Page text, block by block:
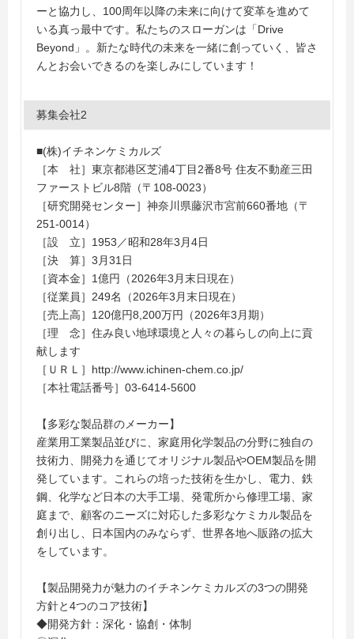
ーと協力し、100周年以降の未来に向けて変革を進めて
いる真っ最中です。私たちのスローガンは「Drive
Beyond」。新たな時代の未来を一緒に創っていく、皆さ
んとお会いできるのを楽しみにしています！
募集会社2
■(株)イチネンケミカルズ
［本 社］東京都港区芝浦4丁目2番8号 住友不動産三田
ファーストビル8階（〒108-0023）
［研究開発センター］神奈川県藤沢市宮前660番地（〒
251-0014）
［設 立］1953／昭和28年3月4日
［決 算］3月31日
［資本金］1億円（2026年3月末日現在）
［従業員］249名（2026年3月末日現在）
［売上高］120億円8,200万円（2026年3月期）
［理 念］住み良い地球環境と人々の暮らしの向上に貢
献します
［ＵＲＬ］http://www.ichinen-chem.co.jp/
［本社電話番号］03-6414-5600
【多彩な製品群のメーカー】
産業用工業製品並びに、家庭用化学製品の分野に独自の
技術力、開発力を通じてオリジナル製品やOEM製品を開
発しています。これらの培った技術を生かし、電力、鉄
鋼、化学など日本の大手工場、発電所から修理工場、家
庭まで、顧客のニーズに対応した多彩なケミカル製品を
創り出し、日本国内のみならず、世界各地へ販路の拡大
をしています。
【製品開発力が魅力のイチネンケミカルズの3つの開発
方針と4つのコア技術】
◆開発方針：深化・協創・体制